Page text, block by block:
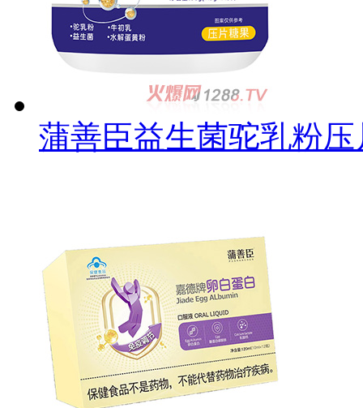
蒲善臣益生菌驼乳粉